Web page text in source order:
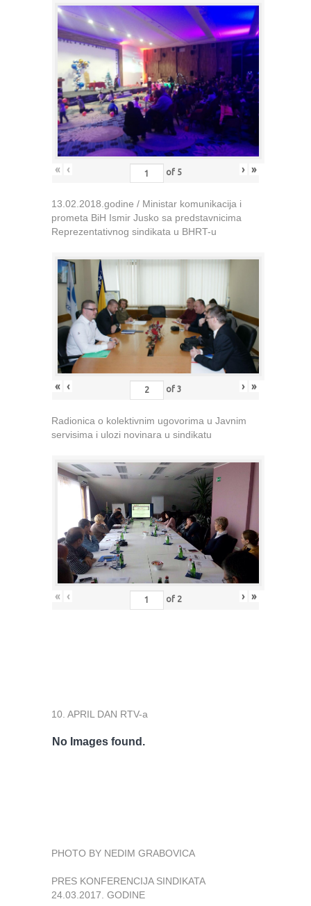
« ‹ of 5 › »
13.02.2018.godine / Ministar komunikacija i
prometa BiH Ismir Jusko sa predstavnicima
Reprezentativnog sindikata u BHRT-u
« ‹ of 3 › »
Radionica o kolektivnim ugovorima u Javnim
servisima i ulozi novinara u sindikatu
« ‹ of 2 › »
10. APRIL DAN RTV-a
No Images found.
PHOTO BY NEDIM GRABOVICA
PRES KONFERENCIJA SINDIKATA
24.03.2017. GODINE